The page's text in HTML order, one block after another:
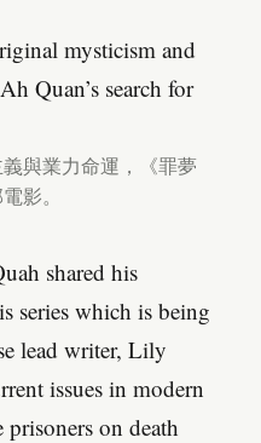
mysticism and
Quan’s search for
與業力命運，《罪夢
影。
shared his
series which is being
lead writer, Lily
issues in modern
on death